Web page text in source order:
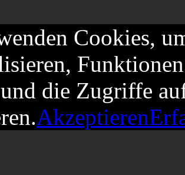
Cookies,
die Zugriffe
Akzeptieren